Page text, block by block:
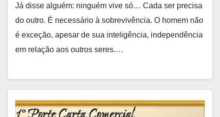
Já disse alguém: ninguém vive só… Cada ser precisa
do outro. É necessário à sobrevivência. O homem não
é exceção, apesar de sua inteligência, independência
em relação aos outros seres.…